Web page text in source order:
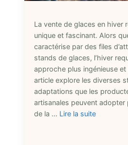
La vente de glaces en hiver
unique et fascinant. Alors
caractérise par des files
stands de glaces, l’hiver
approche plus ingénieuse et
article explore les diverses
adaptations que les
artisanales peuvent
de la … Lire la suite